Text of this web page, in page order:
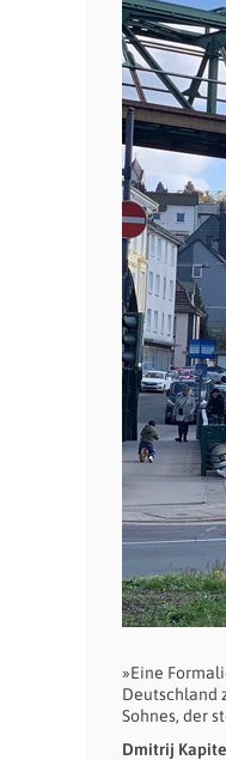
»Eine
Deutschland
Sohnes, der
Dmitrij